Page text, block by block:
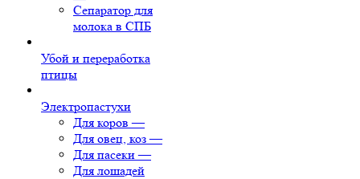
Сепаратор для
молока в СПБ
Убой и переработка
птицы
Электропастухи
Для коров —
Для овец, коз —
Для пасеки —
Для лошадей